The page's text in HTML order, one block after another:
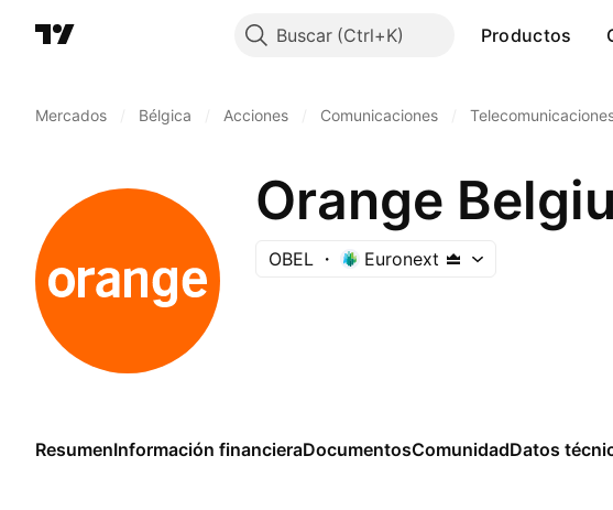
Buscar Productos
Mercados Bélgica Acciones Comunicaciones
Orange
OBEL Euronext
ResumenInformación financieraDocumentosComunidadDatos